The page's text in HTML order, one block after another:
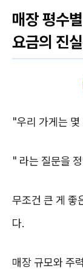
매장 평수
요금의 진
"우리 가게는
" 라는 질문을
무조건 큰 게 좋
다.
매장 규모와 주